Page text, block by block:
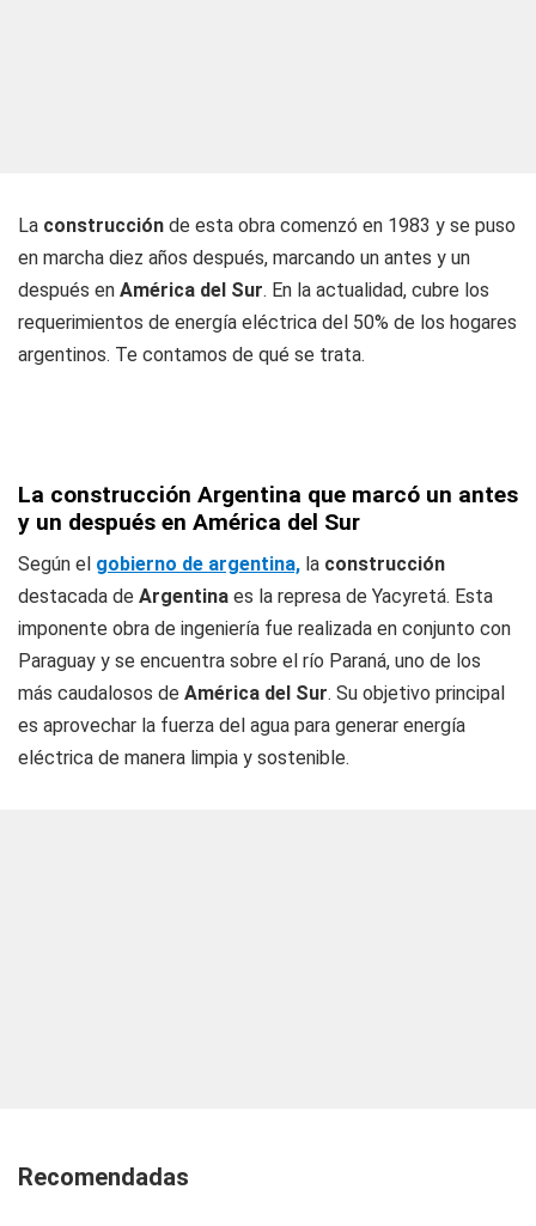
La construcción de esta obra comenzó en 1983 y se puso
en marcha diez años después, marcando un antes y un
después en América del Sur. En la actualidad, cubre los
requerimientos de energía eléctrica del 50% de los hogares
argentinos. Te contamos de qué se trata.
La construcción Argentina que marcó un antes
y un después en América del Sur
Según el gobierno de argentina, la construcción
destacada de Argentina es la represa de Yacyretá. Esta
imponente obra de ingeniería fue realizada en conjunto con
Paraguay y se encuentra sobre el río Paraná, uno de los
más caudalosos de América del Sur. Su objetivo principal
es aprovechar la fuerza del agua para generar energía
eléctrica de manera limpia y sostenible.
Recomendadas